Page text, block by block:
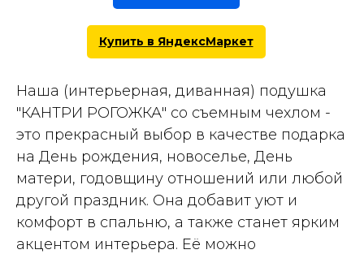
Купить в ЯндексМаркет
Наша (интерьерная, диванная) подушка
"КАНТРИ РОГОЖКА" со съемным чехлом -
это прекрасный выбор в качестве подарка
на День рождения, новоселье, День
матери, годовщину отношений или любой
другой праздник. Она добавит уют и
комфорт в спальню, а также станет ярким
акцентом интерьера. Её можно